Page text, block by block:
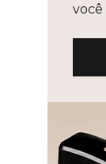
você